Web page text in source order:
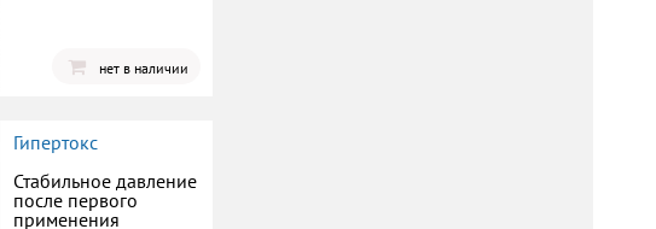
нет в наличии
Гипертокс
Стабильное давление
после первого
применения